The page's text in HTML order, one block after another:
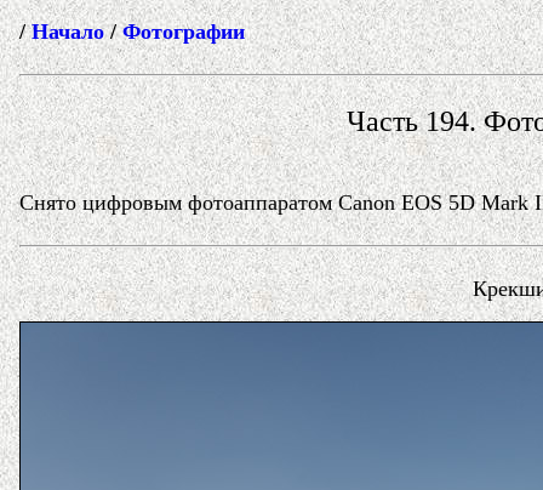
/Начало/Фотографии
Часть 194.
Снято цифровым фотоаппаратом Canon EOS 5D Mark